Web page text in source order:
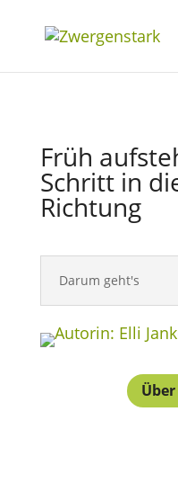
Früh
Schritt in
Richtung
Darum geht's